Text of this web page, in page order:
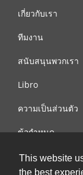
This website
the best
เกี่ยวกับเรา
ทีมงาน
สนับสนุนพวกเรา
Libro
ความเป็นส่วนตัว
ข้อกำหนด
ติดต่อเรา